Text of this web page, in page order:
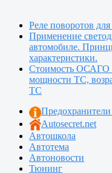
Реле поворотов
Применение
автомобиле.
характеристики.
Стоимость ОСАГО
мощности ТС,
ТС
Autosecret.net
Автошкола
Автотема
Автоновости
Тюнинг